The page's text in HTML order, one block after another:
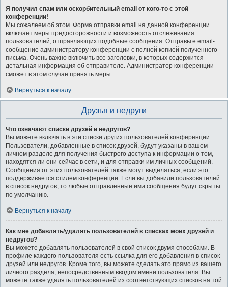
Я получил спам или оскорбительный email от кого-то с этой
конференции!
Мы сожалеем об этом. Форма отправки email на данной конференции
включает меры предосторожности и возможность отслеживания
пользователей, отправляющих подобные сообщения. Отправьте email-
сообщение администратору конференции с полной копией полученного
письма. Очень важно включить все заголовки, в которых содержится
детальная информация об отправителе. Администратор конференции
сможет в этом случае принять меры.
Вернуться к началу
Друзья и недруги
Что означают списки друзей и недругов?
Вы можете включать в эти списки других пользователей конференции.
Пользователи, добавленные в список друзей, будут указаны в вашем
личном разделе для получения быстрого доступа к информации о том,
находятся ли они сейчас в сети, и для отправки им личных сообщений.
Сообщения от этих пользователей также могут выделяться, если это
поддерживается стилем конференции. Если вы добавили пользователей
в список недругов, то любые отправленные ими сообщения будут скрыты
по умолчанию.
Вернуться к началу
Как мне добавлять/удалять пользователей в списках моих друзей и
недругов?
Вы можете добавлять пользователей в свой список двумя способами. В
профиле каждого пользователя есть ссылка для его добавления в список
друзей или недругов. Кроме того, вы можете сделать это прямо из вашего
личного раздела, непосредственным вводом имени пользователя. Вы
можете также удалять пользователей из соответствующих списков на той